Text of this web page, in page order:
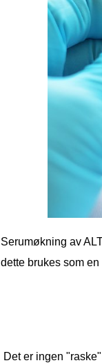
Serumøkning av
dette brukes som
Det er ingen